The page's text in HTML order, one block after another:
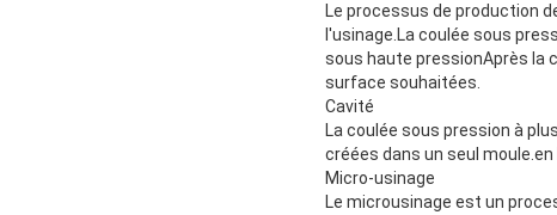
Le processus de production
l'usinage.La coulée sous
sous haute pressionAprès la
surface souhaitées.
Cavité
La coulée sous pression à
créées dans un seul
Micro-usinage
Le microusinage est un